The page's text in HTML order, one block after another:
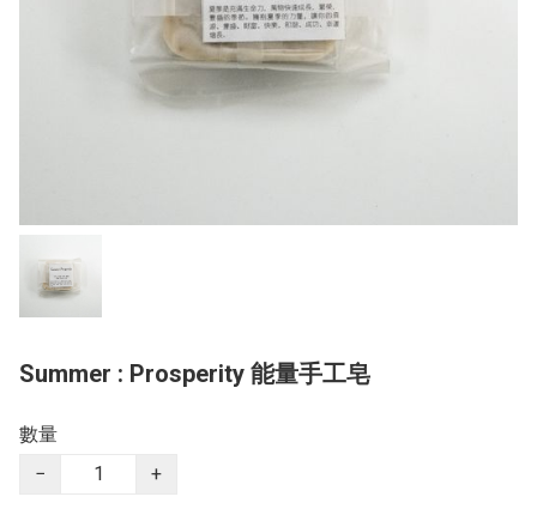
Summer : Prosperity 能量手工皂
數量
−
+